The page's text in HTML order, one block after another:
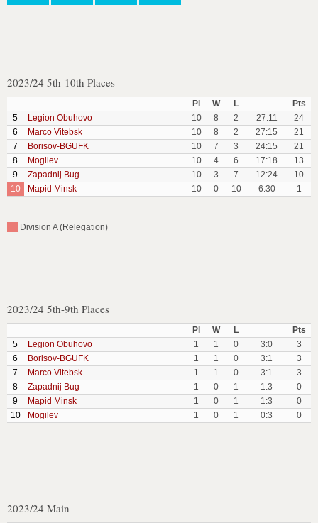
2023/24 5th-10th Places
Pl W L
Pts
5
Legion Obuhovo 10 8 2 27:11
24
6
Marco Vitebsk 10 8 2 27:15
21
7
Borisov-BGUFK 10 7 3 24:15
21
8
Mogilev 10 4 6 17:18
13
9
Zapadnij Bug 10 3 7 12:24
10
10
Mapid Minsk 10 0 10 6:30 1
Division A (Relegation)
2023/24 5th-9th Places
Pl W L
Pts
5
Legion Obuhovo 1 1 0 3:0
3
6
Borisov-BGUFK 1 1 0 3:1
3
7
Marco Vitebsk 1 1 0 3:1
3
8
Zapadnij Bug 1 0 1 1:3
0
9
Mapid Minsk 1 0 1 1:3
0
10
Mogilev 1 0 1 0:3 0
2023/24 Main